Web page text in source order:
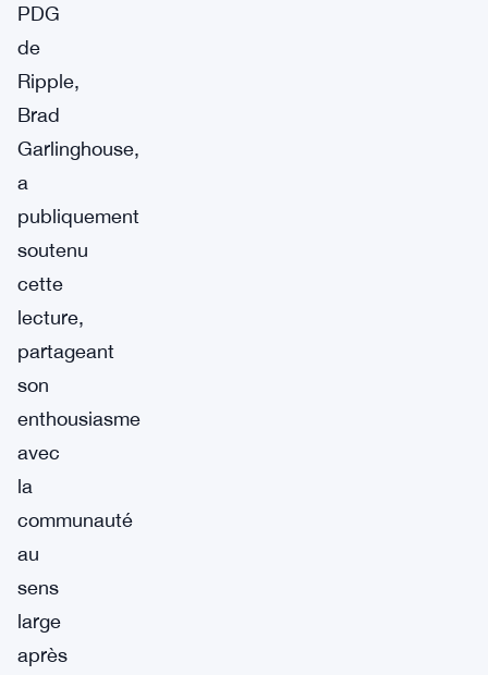
PDG
de
Ripple,
Brad
Garlinghouse,
a
publiquement
soutenu
cette
lecture,
partageant
son
enthousiasme
avec
la
communauté
au
sens
large
après